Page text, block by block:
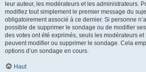
leur auteur, les modérateurs et les administrateurs.
modifiez tout simplement le premier message du
obligatoirement associé à ce dernier. Si personne
possible de supprimer le sondage ou de modifier
des votes ont été exprimés, seuls les modérateurs
peuvent modifier ou supprimer le sondage. Cela
options d’un sondage en cours.
Haut